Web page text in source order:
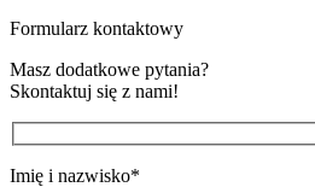
Formularz kontaktowy
Masz dodatkowe pytania?
Skontaktuj się z nami!
Imię i nazwisko*